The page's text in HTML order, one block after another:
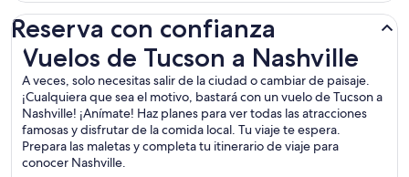
Reserva con confianza
Vuelos de Tucson a Nashville
A veces, solo necesitas salir de la ciudad o cambiar de paisaje.
¡Cualquiera que sea el motivo, bastará con un vuelo de Tucson a
Nashville! ¡Anímate! Haz planes para ver todas las atracciones
famosas y disfrutar de la comida local. Tu viaje te espera.
Prepara las maletas y completa tu itinerario de viaje para
conocer Nashville.
Vuelos de Tucson a Nashville